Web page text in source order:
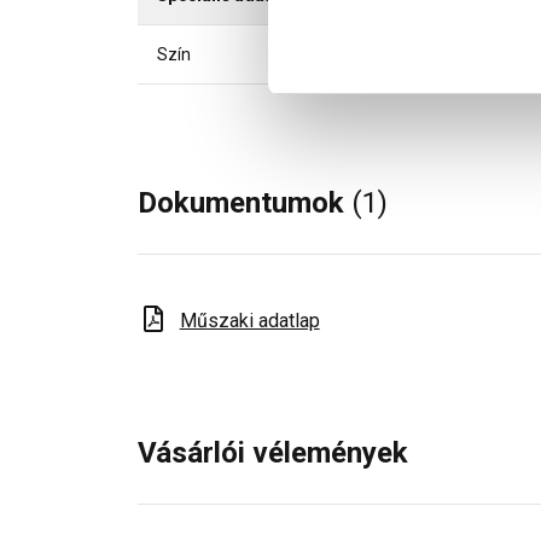
Szín
Dokumentumok (1)
Műszaki adatlap
Vásárlói vélemények